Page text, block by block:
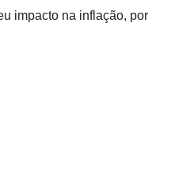
impacto na inflação, por